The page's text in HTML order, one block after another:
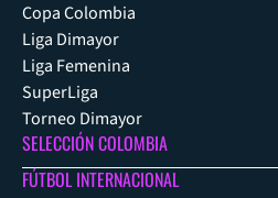
Copa Colombia
Liga Dimayor
Liga Femenina
SuperLiga
Torneo Dimayor
SELECCIÓN COLOMBIA
FÚTBOL INTERNACIONAL